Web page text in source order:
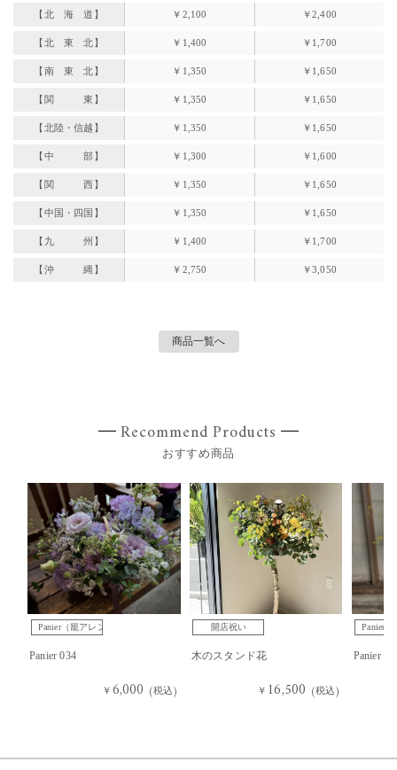
【北 海 道】 ￥2,100 ￥2,400
【北 東 北】 ￥1,400 ￥1,700
【南 東 北】 ￥1,350 ￥1,650
【関 東】 ￥1,350 ￥1,650
【北陸・信越】 ￥1,350 ￥1,650
【中 部】 ￥1,300 ￥1,600
【関 西】 ￥1,350 ￥1,650
【中国・四国】 ￥1,350 ￥1,650
【九 州】 ￥1,400 ￥1,700
【沖 縄】 ￥2,750 ￥3,050
商品一覧へ
Recommend Products
おすすめ商品
Panier（籠アレンジ）
Panier 034
￥6,000 (税込)
開店祝い
木のスタンド花
￥ 16,500 (税込)
Panier
Panier